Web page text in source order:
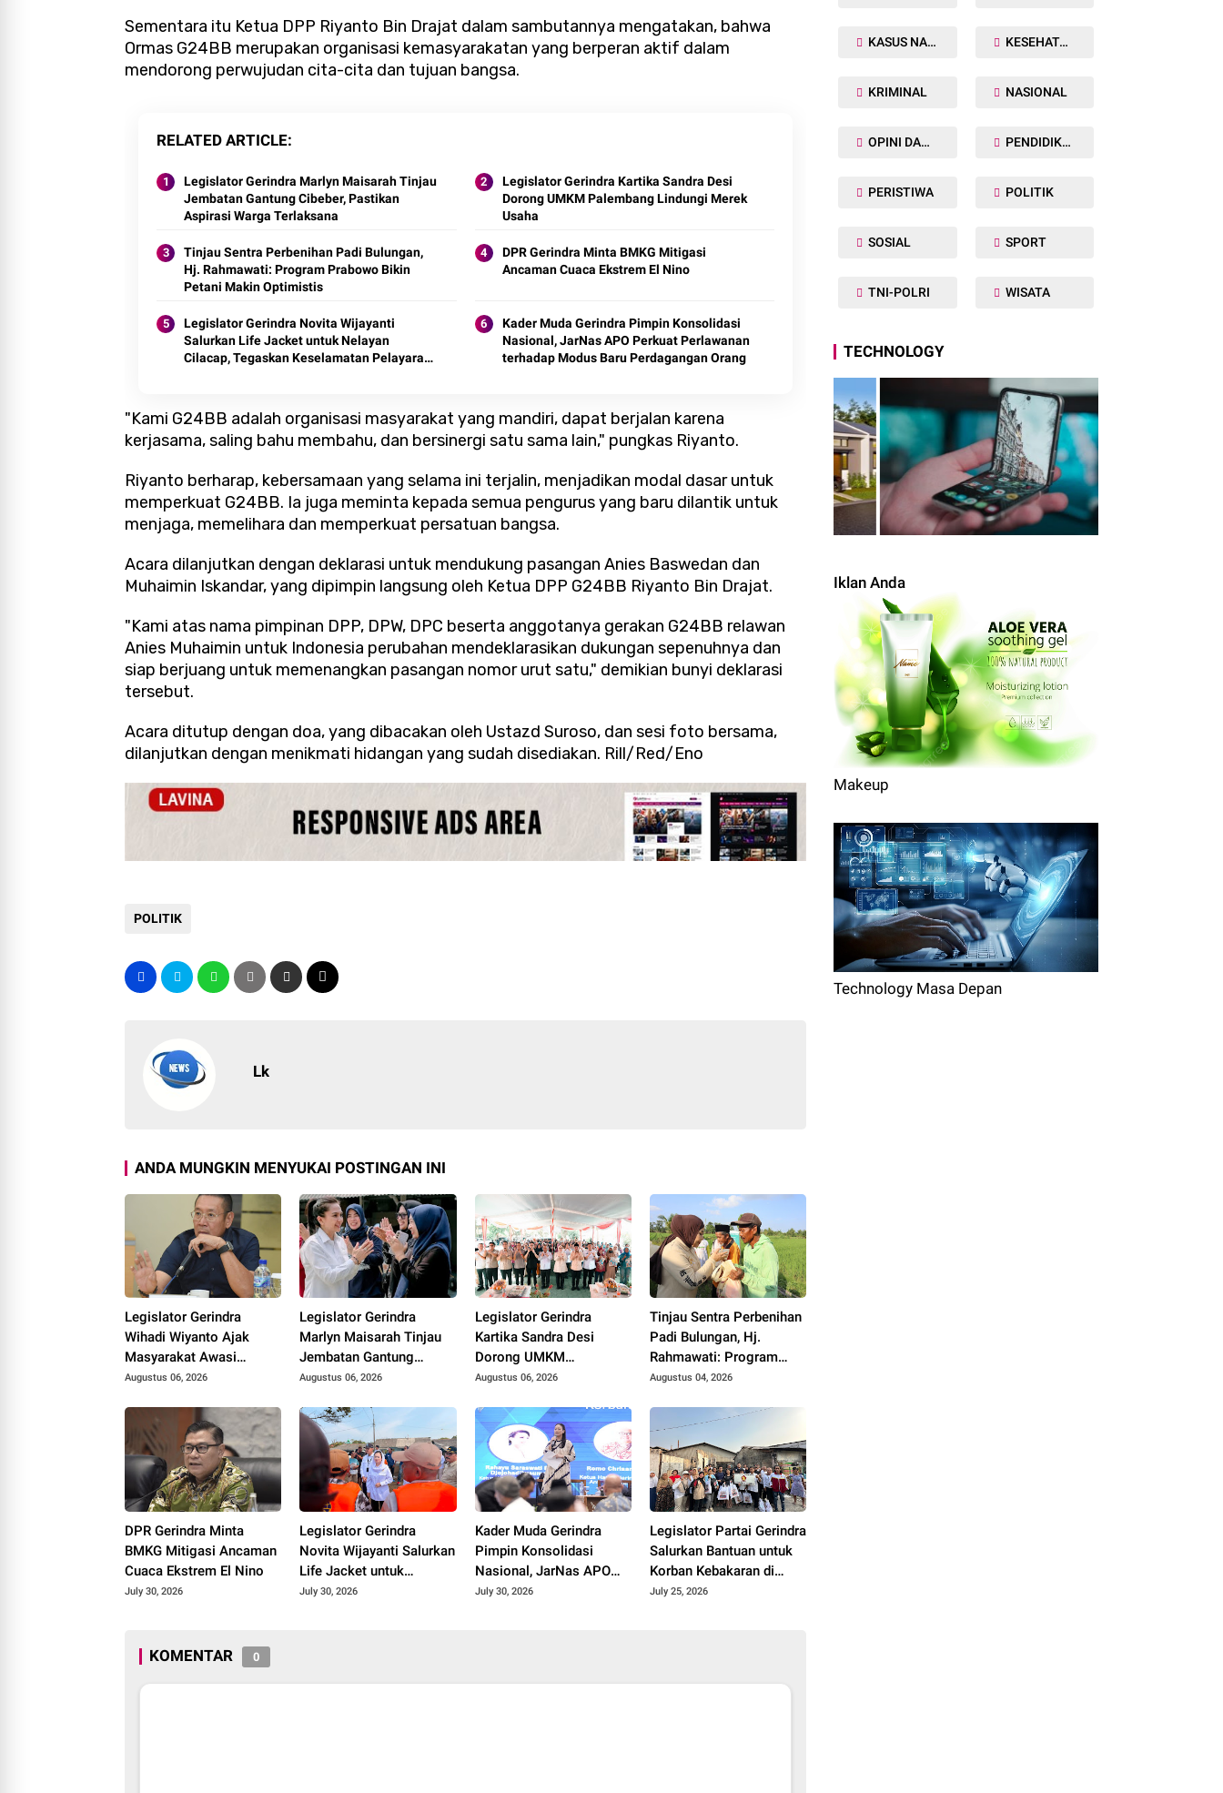
Sementara itu Ketua DPP Riyanto Bin Drajat dalam sambutannya mengatakan, bahwa
Ormas G24BB merupakan organisasi kemasyarakatan yang berperan aktif dalam
mendorong perwujudan cita-cita dan tujuan bangsa.
RELATED ARTICLE
Legislator Gerindra Marlyn Maisarah Tinjau
Jembatan Gantung Cibeber, Pastikan
Aspirasi Warga Terlaksana
Legislator Gerindra Kartika Sandra Desi
Dorong UMKM Palembang Lindungi Merek
Usaha
Tinjau Sentra Perbenihan Padi Bulungan,
Hj. Rahmawati: Program Prabowo Bikin
Petani Makin Optimistis
DPR Gerindra Minta BMKG Mitigasi
Ancaman Cuaca Ekstrem El Nino
Legislator Gerindra Novita Wijayanti
Salurkan Life Jacket untuk Nelayan
Cilacap, Tegaskan Keselamatan Pelayaran
Kader Muda Gerindra Pimpin Konsolidasi
Nasional, JarNas APO Perkuat Perlawanan
terhadap Modus Baru Perdagangan Orang
"Kami G24BB adalah organisasi masyarakat yang mandiri, dapat berjalan karena
kerjasama, saling bahu membahu, dan bersinergi satu sama lain," pungkas Riyanto.
Riyanto berharap, kebersamaan yang selama ini terjalin, menjadikan modal dasar untuk
memperkuat G24BB. Ia juga meminta kepada semua pengurus yang baru dilantik untuk
menjaga, memelihara dan memperkuat persatuan bangsa.
Acara dilanjutkan dengan deklarasi untuk mendukung pasangan Anies Baswedan dan
Muhaimin Iskandar, yang dipimpin langsung oleh Ketua DPP G24BB Riyanto Bin Drajat.
"Kami atas nama pimpinan DPP, DPW, DPC beserta anggotanya gerakan G24BB relawan
Anies Muhaimin untuk Indonesia perubahan mendeklarasikan dukungan sepenuhnya dan
siap berjuang untuk memenangkan pasangan nomor urut satu," demikian bunyi deklarasi
tersebut.
Acara ditutup dengan doa, yang dibacakan oleh Ustazd Suroso, dan sesi foto bersama,
dilanjutkan dengan menikmati hidangan yang sudah disediakan. Rill/Red/Eno
POLITIK
Lk
ANDA MUNGKIN MENYUKAI POSTINGAN INI
Legislator Gerindra
Wihadi Wiyanto Ajak
Masyarakat Awasi
Program Makan Bergizi
Sasaran
Augustus 06, 2026
Legislator Gerindra
Marlyn Maisarah Tinjau
Jembatan Gantung
Cibeber, Pastikan
Terlaksana
Augustus 06, 2026
Legislator Gerindra
Kartika Sandra Desi
Dorong UMKM
Palembang Lindungi
Augustus 06, 2026
Tinjau Sentra Perbenihan
Padi Bulungan, Hj.
Rahmawati: Program
Prabowo Bikin Petani
Augustus 04, 2026
DPR Gerindra Minta
BMKG Mitigasi Ancaman
Cuaca Ekstrem El Nino
July 30, 2026
Legislator Gerindra
Novita Wijayanti Salurkan
Life Jacket untuk
Nelayan Cilacap,
July 30, 2026
Kader Muda Gerindra
Pimpin Konsolidasi
Nasional, JarNas APO
Perkuat Perlawanan
July 30, 2026
Legislator Partai Gerindra
Salurkan Bantuan untuk
Korban Kebakaran di
Cakung Timur, Wujud
July 25, 2026
KOMENTAR 0
KASUS NARKOBA KESEHATAN TUBUH
KRIMINAL NASIONAL
OPINI DAN ARTIKEL PENDIDIKAN
PERISTIWA POLITIK
SOSIAL SPORT
TNI-POLRI WISATA
TECHNOLOGY
Iklan Anda
Makeup
Technology Masa Depan